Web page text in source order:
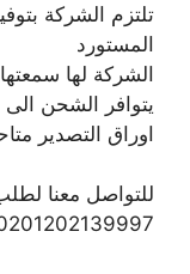
تلتزم الشركة
المستورد
الشركة لها
يتوافر الشحن
اوراق التصدير
للتواصل معنا